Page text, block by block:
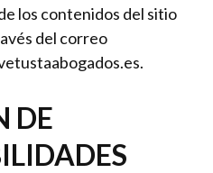
los contenidos del sitio
del correo
DE